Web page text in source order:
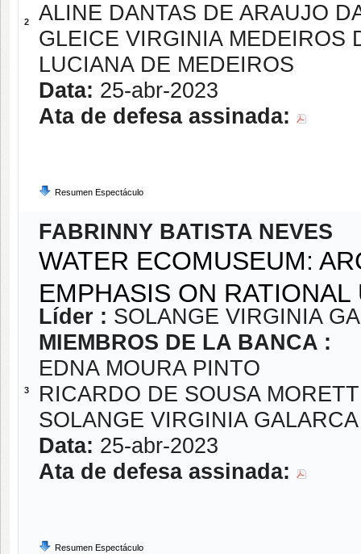
2
ALINE DANTAS DE ARAUJO
GLEICE VIRGINIA MEDEIROS
LUCIANA DE MEDEIROS
Data: 25-abr-2023
Ata de defesa assinada:
Resumen Espectáculo
3
FABRINNY BATISTA NEVES
WATER ECOMUSEUM:
EMPHASIS ON
Líder : SOLANGE VIRGINIA
MIEMBROS DE LA BANCA :
EDNA MOURA PINTO
RICARDO DE SOUSA
SOLANGE VIRGINIA
Data: 25-abr-2023
Ata de defesa assinada:
Resumen Espectáculo